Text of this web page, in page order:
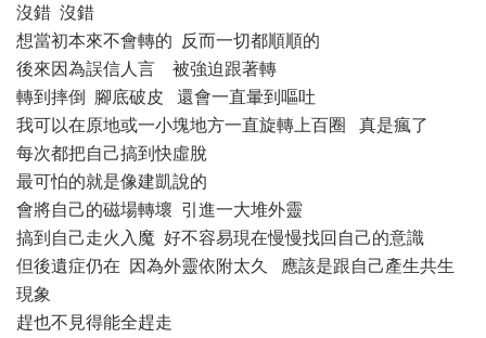
沒錯 沒錯
想當初本來不會轉的 反而一切都順順的
後來因為誤信人言 被強迫跟著轉
轉到摔倒 腳底破皮 還會一直暈到嘔吐
我可以在原地或一小塊地方一直旋轉上百圈 真是瘋了
每次都把自己搞到快虛脫
最可怕的就是像建凱說的
會將自己的磁場轉壞 引進一大堆外靈
搞到自己走火入魔 好不容易現在慢慢找回自己的意識
但後遺症仍在 因為外靈依附太久 應該是跟自己產生共生
現象
趕也不見得能全趕走